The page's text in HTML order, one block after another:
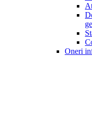
Oneri